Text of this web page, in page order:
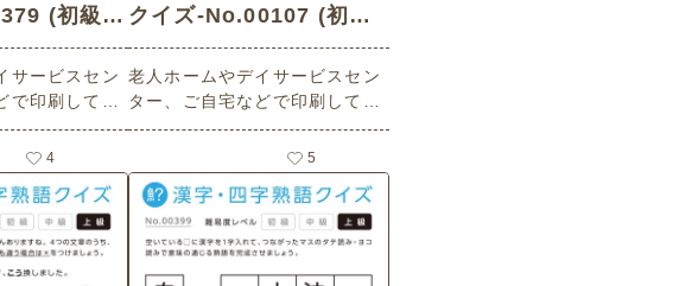
(初級/
クイズの
)サービスセン
で印刷してお
料の高齢者向
漢字・四字熟
です。
4
クイズ-No.00107 (初級/
漢字・四字熟語クイズの
介護レク素材)
老人ホームやデイサービスセン
ター、ご自宅などで印刷してお
使いいただける無料の高齢者向
け介護レク素材（漢字・四字熟
語クイズ・初級）です。
5